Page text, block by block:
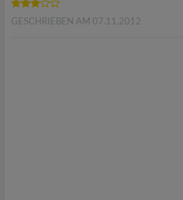
GESCHRIEBEN AM 07.11.2012
t